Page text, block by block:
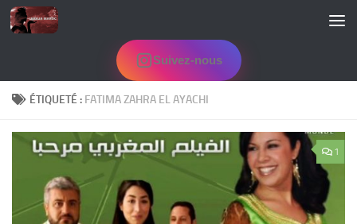
Skip to content
Suivez-nous
ÉTIQUETÉ : FATIMA ZAHRA EL AYACHI
1